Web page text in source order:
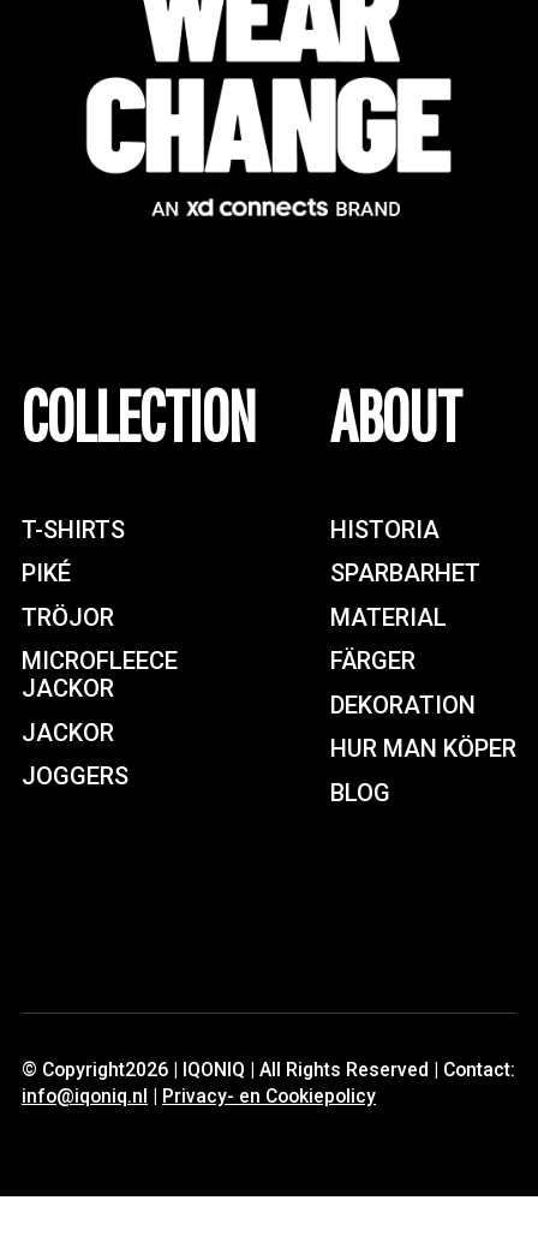
COLLECTION
T-SHIRTS
PIKÉ
TRÖJOR
MICROFLEECE
JACKOR
JACKOR
JOGGERS
ABOUT
HISTORIA
SPARBARHET
MATERIAL
FÄRGER
DEKORATION
HUR MAN KÖPER
BLOG
© Copyright2026 | IQONIQ | All Rights Reserved | Contact:
info@iqoniq.nl | Privacy- en Cookiepolicy